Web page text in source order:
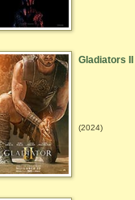
Gladiators II
(2024)